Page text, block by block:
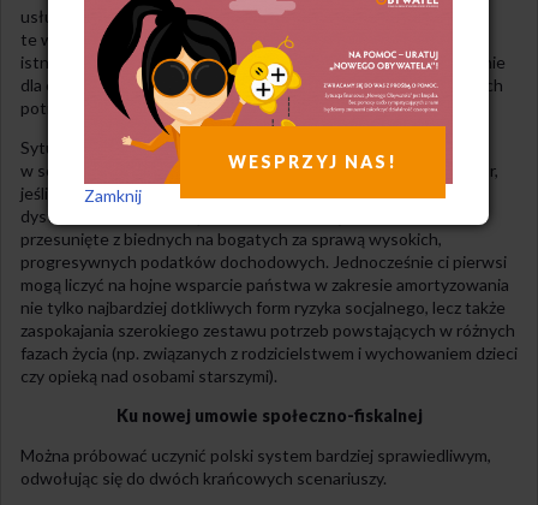
usług publicznych w Polsce jest niedoinwestowanych. Usługi
te wprawdzie są adresowane do wszystkich, ale korzyści z ich
istnienia na wysokim poziomie mają szczególne znaczenie właśnie
dla osób ubogich. To bowiem ich nie stać na uzupełnienie swoich
potrzeb poza sektorem publicznym.
Sytuacja jest odmienna od tego, z czym mamy do czynienia
w socjaldemokratycznej Danii, która może stanowić dla nas wzór,
jeśli chodzi o efektywne osiąganie sprawiedliwości
dystrybutywnej. Tam ciężary podatkowe są zdecydowanie
przesunięte z biednych na bogatych za sprawą wysokich,
progresywnych podatków dochodowych. Jednocześnie ci pierwsi
mogą liczyć na hojne wsparcie państwa w zakresie amortyzowania
nie tylko najbardziej dotkliwych form ryzyka socjalnego, lecz także
zaspokajania szerokiego zestawu potrzeb powstających w różnych
fazach życia (np. związanych z rodzicielstwem i wychowaniem dzieci
czy opieką nad osobami starszymi).
Ku nowej umowie społeczno-fiskalnej
Można próbować uczynić polski system bardziej sprawiedliwym,
odwołując się do dwóch krańcowych scenariuszy.
WESPRZYJ NAS!
Zamknij